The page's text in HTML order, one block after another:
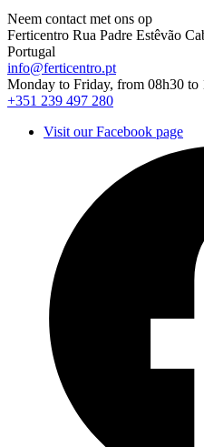
Neem contact met ons op
Ferticentro Rua Padre Estêvão
Portugal
info@ferticentro.pt
Monday to Friday, from 08h30 to
+351 239 497 280
Visit our Facebook page